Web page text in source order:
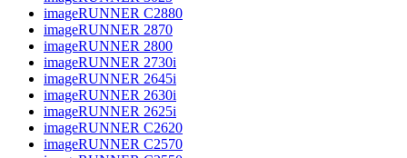
imageRUNNER C2880
imageRUNNER 2870
imageRUNNER 2800
imageRUNNER 2730i
imageRUNNER 2645i
imageRUNNER 2630i
imageRUNNER 2625i
imageRUNNER C2620
imageRUNNER C2570